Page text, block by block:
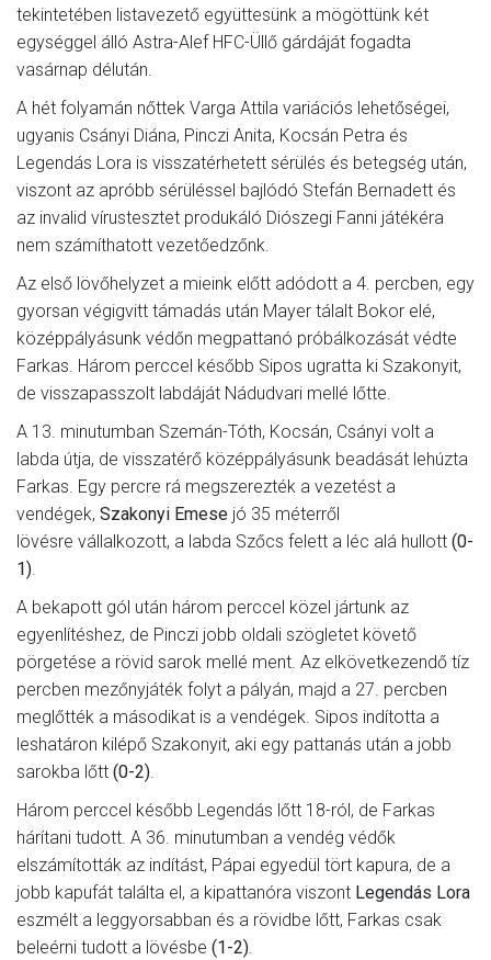
tekintetében listavezető együttesünk a mögöttünk két
egységgel álló Astra-Alef HFC-Üllő gárdáját fogadta
vasárnap délután.
A hét folyamán nőttek Varga Attila variációs lehetőségei,
ugyanis Csányi Diána, Pinczi Anita, Kocsán Petra és
Legendás Lora is visszatérhetett sérülés és betegség után,
viszont az apróbb sérüléssel bajlódó Stefán Bernadett és
az invalid vírustesztet produkáló Diószegi Fanni játékéra
nem számíthatott vezetőedzőnk.
Az első lövőhelyzet a mieink előtt adódott a 4. percben, egy
gyorsan végigvitt támadás után Mayer tálalt Bokor elé,
középpályásunk védőn megpattanó próbálkozását védte
Farkas. Három perccel később Sipos ugratta ki Szakonyit,
de visszapasszolt labdáját Nádudvari mellé lőtte.
A 13. minutumban Szemán-Tóth, Kocsán, Csányi volt a
labda útja, de visszatérő középpályásunk beadását lehúzta
Farkas. Egy percre rá megszerezték a vezetést a
vendégek, Szakonyi Emese jó 35 méterről
lövésre vállalkozott, a labda Szőcs felett a léc alá hullott (0-
1).
A bekapott gól után három perccel közel jártunk az
egyenlítéshez, de Pinczi jobb oldali szögletet követő
pörgetése a rövid sarok mellé ment. Az elkövetkezendő tíz
percben mezőnyjáték folyt a pályán, majd a 27. percben
meglőtték a másodikat is a vendégek. Sipos indította a
leshatáron kilépő Szakonyit, aki egy pattanás után a jobb
sarokba lőtt (0-2).
Három perccel később Legendás lőtt 18-ról, de Farkas
hárítani tudott. A 36. minutumban a vendég védők
elszámították az indítást, Pápai egyedül tört kapura, de a
jobb kapufát találta el, a kipattanóra viszont Legendás Lora
eszmélt a leggyorsabban és a rövidbe lőtt, Farkas csak
beleérni tudott a lövésbe (1-2).